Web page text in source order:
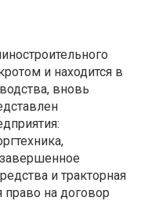
и находится в
вновь
и тракторная
право на договор